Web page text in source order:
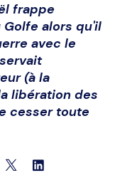
frappe
alors qu'il
avec le
(à la
libération des
cesser toute